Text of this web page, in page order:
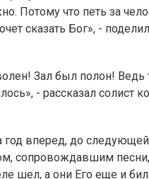
Потому что петь за
сказать Бог», -
Зал был полон! Ведь
- рассказал солист
год вперед, до
сопровождавшим
шел, а они Его еще и